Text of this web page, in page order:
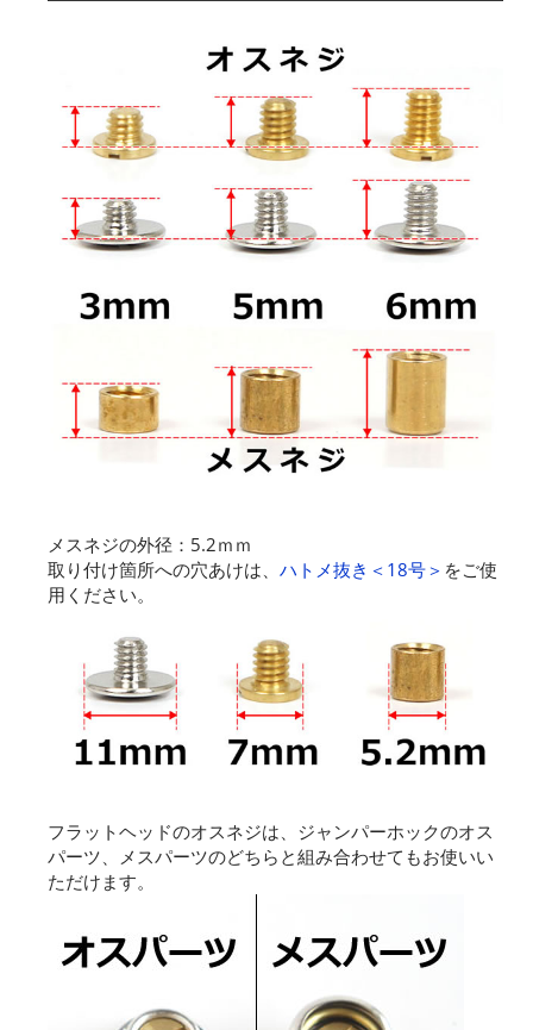
メスネジの外径：5.2ｍｍ
取り付け箇所への穴あけは、 ハトメ抜き＜18号＞ をご使
用ください。
フラットヘッドのオスネジは、ジャンパーホックのオス
パーツ、メスパーツのどちらと組み合わせてもお使いい
ただけます。